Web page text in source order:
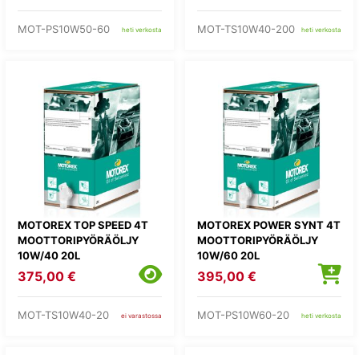
MOT-PS10W50-60 heti verkosta MOT-TS10W40-200 heti verkosta
MOTOREX TOP SPEED 4T
MOOTTORIPYÖRÄÖLJY
10W/40 20L
375,00 €
MOT-TS10W40-20 ei varastossa
MOTOREX POWER SYNT 4T
MOOTTORIPYÖRÄÖLJY
10W/60 20L
395,00 €
MOT-PS10W60-20 heti verkosta